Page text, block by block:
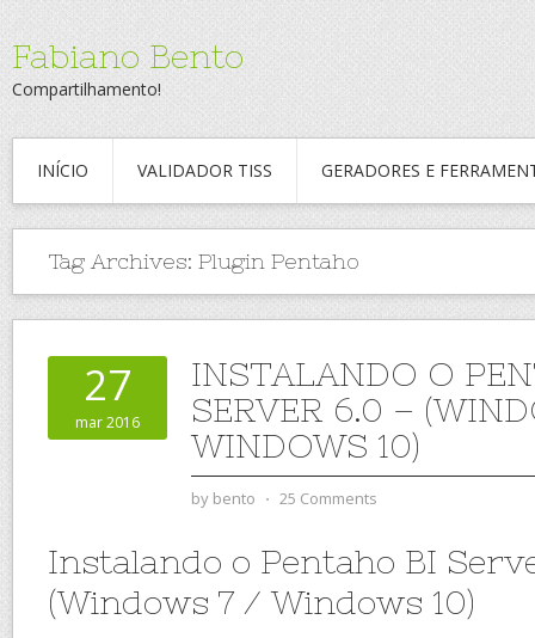
Fabiano Bento
Compartilhamento!
INÍCIO VALIDADOR TISS GERADORES E
Tag Archives: Plugin Pentaho
27
mar 2016
INSTALANDO O
SERVER 6.0 –
WINDOWS 10)
by bento ⋅ 25 Comments
Instalando o Pentaho BI
(Windows 7 / Windows 10)